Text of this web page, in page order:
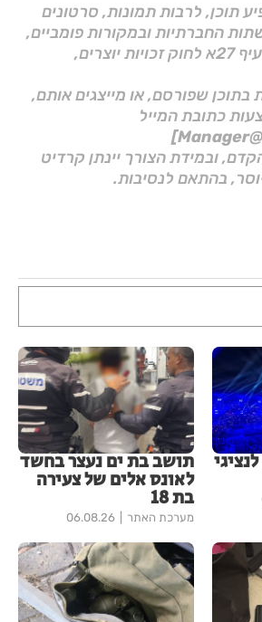
תוכן, לרבות תמונות, סרטונים
החברתיות ובמקורות פומביים,
בהתאם להוראות סעיף 27א לחוק זכויות יוצרים,
בתוכן שפורסם, או מייצגים אותם,
כתובת המייל
ובמידת הצורך יינתן קרדיט
בהתאם לנסיבות.
תושב בת ים נעצר בחשד
לאונס אלים של צעירה
בת 18
מערכת האתר 06.08.26